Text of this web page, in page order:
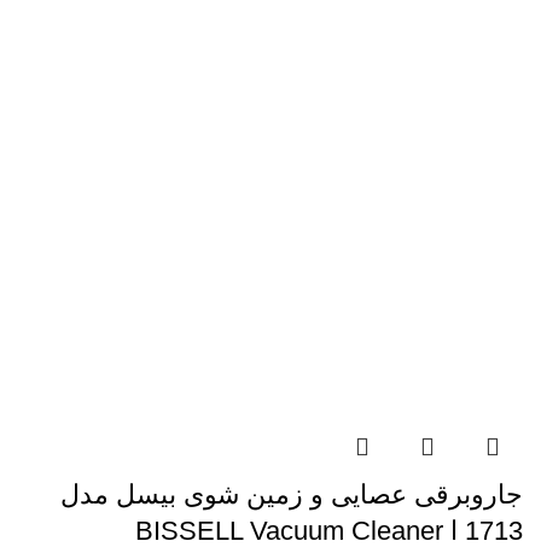
جاروبرقی عصایی و زمین شوی بیسل مدل
1713 ا BISSELL Vacuum Cleaner